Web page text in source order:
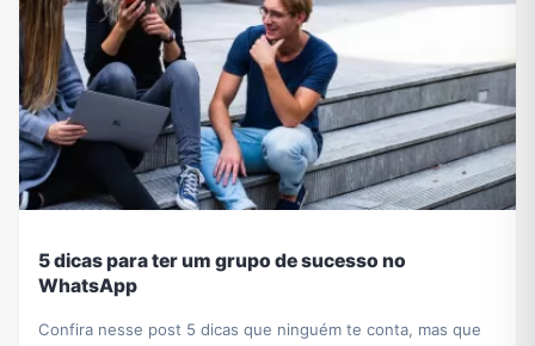
5 dicas para ter um grupo de sucesso no
WhatsApp
Confira nesse post 5 dicas que ninguém te conta, mas que